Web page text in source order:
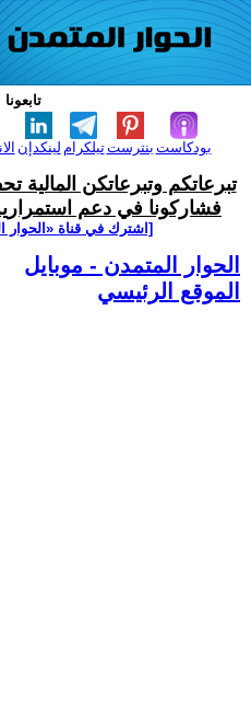
لينكدإن تيلكرامبنترست بودكاست
تبرعاتكم وتبرعاتكن المالية
فشاركونا في دعم
[اشترك في قناة ‫«الحوار
الحوار المتمدن - موبايل
الموقع الرئيسي